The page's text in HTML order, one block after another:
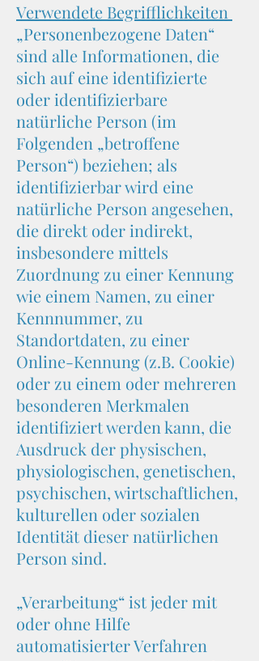
Verwendete Begrifflichkeiten
„Personenbezogene Daten“
sind alle Informationen, die
sich auf eine identifizierte
oder identifizierbare
natürliche Person (im
Folgenden „betroffene
Person“) beziehen; als
identifizierbar wird eine
natürliche Person angesehen,
die direkt oder indirekt,
insbesondere mittels
Zuordnung zu einer Kennung
wie einem Namen, zu einer
Kennnummer, zu
Standortdaten, zu einer
Online-Kennung (z.B. Cookie)
oder zu einem oder mehreren
besonderen Merkmalen
identifiziert werden kann, die
Ausdruck der physischen,
physiologischen, genetischen,
psychischen, wirtschaftlichen,
kulturellen oder sozialen
Identität dieser natürlichen
Person sind.
„Verarbeitung“ ist jeder mit
oder ohne Hilfe
automatisierter Verfahren